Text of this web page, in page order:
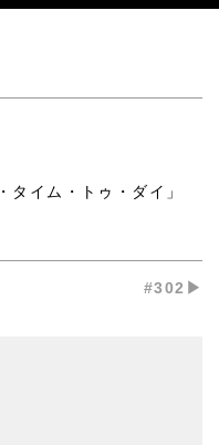
タイム・トゥ・ダイ」
#302▶︎